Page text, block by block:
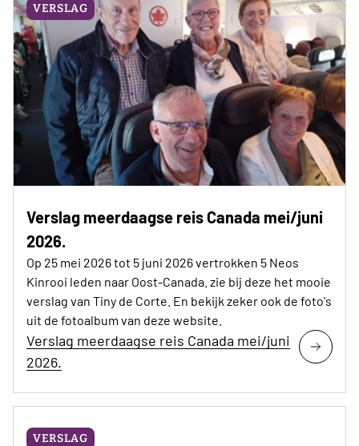
VERSLAG
Verslag meerdaagse reis Canada mei/juni
2026.
Op 25 mei 2026 tot 5 juni 2026 vertrokken 5 Neos
Kinrooi leden naar Oost-Canada. zie bij deze het mooie
verslag van Tiny de Corte. En bekijk zeker ook de foto's
uit de fotoalbum van deze website.
Verslag meerdaagse reis Canada mei/juni
2026.
VERSLAG